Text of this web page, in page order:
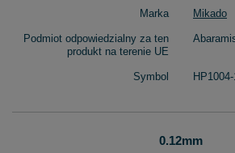
Marka Mikado
Podmiot odpowiedzialny za ten
produkt na terenie UE
Symbol
0.12mm